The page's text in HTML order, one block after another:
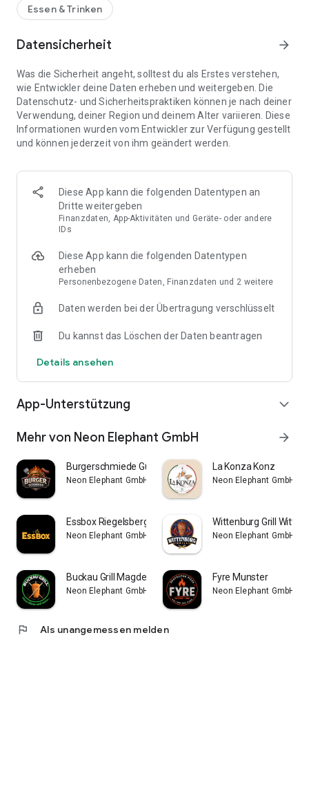
abzuholen.
- Aktuelle Angebote: Bleiben Sie über Rabatte und
- Wichtige Infos: Erhalten Sie Zugriff auf unsere
Laden Sie jetzt unsere App herunter und genießen Sie
leckeres Essen mit nur wenigen Klicks!
Essen & Trinken
Datensicherheit arrow_forward
Was die Sicherheit angeht, solltest du als Erstes verstehen,
wie Entwickler deine Daten erheben und weitergeben. Die
Datenschutz- und Sicherheitspraktiken können je nach deiner
Verwendung, deiner Region und deinem Alter variieren. Diese
Informationen wurden vom Entwickler zur Verfügung gestellt
und können jederzeit von ihm geändert werden.
Diese App kann die folgenden Datentypen an
Dritte weitergeben
Finanzdaten, App-Aktivitäten und Geräte- oder andere
IDs
Diese App kann die folgenden Datentypen
erheben
Personenbezogene Daten, Finanzdaten und 2 weitere
Daten werden bei der Übertragung verschlüsselt
Du kannst das Löschen der Daten beantragen
Details ansehen
App-Unterstützung expand_more
Mehr von Neon Elephant GmbH arrow_forward
Burgerschmiede Gütersloh
Neon Elephant GmbH
La Konza Konz
Neon Elephant GmbH
Essbox Riegelsberg
Neon Elephant GmbH
Wittenburg Grill
Neon Elephant GmbH
Buckau Grill Magdeburg-Buckau
Neon Elephant GmbH
Fyre Munster
Neon Elephant GmbH
flag Als unangemessen melden